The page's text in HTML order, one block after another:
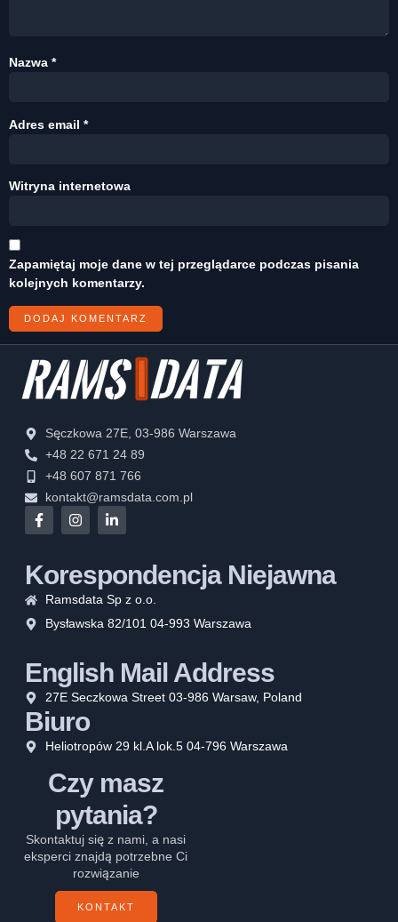
Nazwa *
Adres email *
Witryna internetowa
Zapamiętaj moje dane w tej przeglądarce podczas pisania
kolejnych komentarzy.
Sęczkowa 27E, 03-986 Warszawa
+48 22 671 24 89
+48 607 871 766
kontakt@ramsdata.com.pl
Korespondencja Niejawna
Ramsdata Sp z o.o.
Bysławska 82/101 04-993 Warszawa
English Mail Address
27E Seczkowa Street 03-986 Warsaw, Poland
Biuro
Heliotropów 29 kl.A lok.5 04-796 Warszawa
Czy masz
pytania?
Skontaktuj się z nami, a nasi
eksperci znajdą potrzebne Ci
rozwiązanie
KONTAKT